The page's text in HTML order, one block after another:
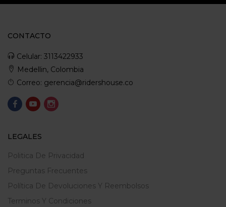
CONTACTO
Celular: 3113422933
Medellin, Colombia
Correo: gerencia@ridershouse.co
LEGALES
Politica De Privacidad
Preguntas Frecuentes
Política De Devoluciones Y Reembolsos
Terminos Y Condiciones